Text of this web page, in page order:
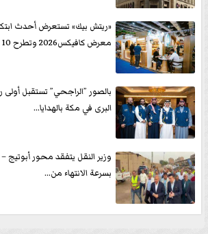
«ريتش بيك» تستعرض أحدث
معرض كافيكس2026 وتطرح 10 منتجات...
بالصور ”الراجحي” تستقبل
البرى في مكة بالهدايا...
وزير النقل يتفقد محور
بسرعة الانتهاء من...